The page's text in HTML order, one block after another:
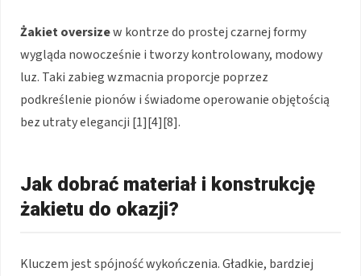
Żakiet oversizew kontrze do prostej czarnej formy
wygląda nowocześnie i tworzy kontrolowany, modowy
luz. Taki zabieg wzmacnia proporcje poprzez
podkreślenie pionów i świadome operowanie objętością
bez utraty elegancji [1][4][8].
Jak dobrać materiał i konstrukcję
żakietu do okazji?
Kluczem jest spójność wykończenia. Gładkie, bardziej